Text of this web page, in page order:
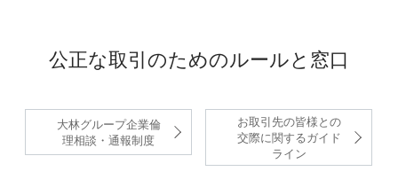
公正な取引のためのルールと窓口
大林グループ企業倫
理相談・通報制度
お取引先の皆様との
交際に関するガイド
ライン